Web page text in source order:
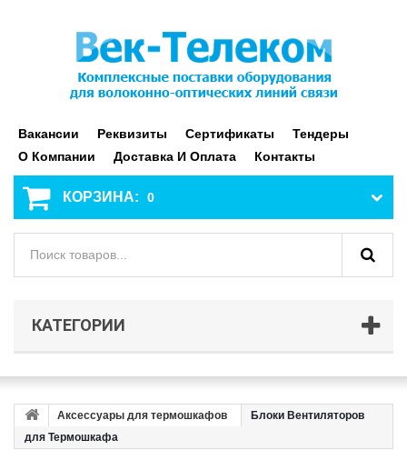
Вакансии Реквизиты Сертификаты
Тендеры
О Компании
Доставка И Оплата Контакты
КОРЗИНА: 0
КАТЕГОРИИ
Аксессуары для термошкафов
Блоки Вентиляторов
для Термошкафа